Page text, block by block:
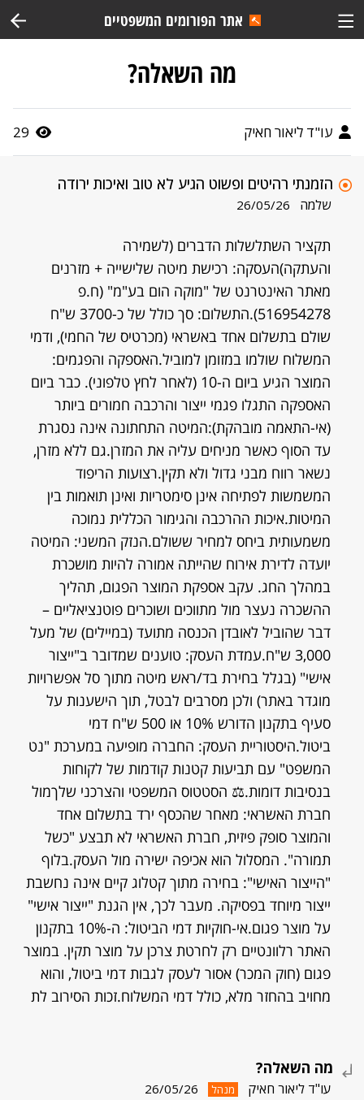
אתר הפורומים המשפטיים
מה השאלה?
עו"ד ליאור חאיק 29
הזמנתי רהיטים ופשוט הגיע לא טוב ואיכות ירודה
שלמה 26/05/26
תקציר השתלשלות הדברים (לשמירה
והעתקה)העסקה: רכישת מיטה שלישייה + מזרנים
מאתר האינטרנט של "מוקה הום בע"מ" (ח.פ
516954278).התשלום: סך כולל של כ-3700 ש"ח
שולם בתשלום אחד באשראי (מכרטיס של החמי), ודמי
המשלוח שולמו במזומן למוביל.האספקה והפגמים:
המוצר הגיע ביום ה-10 (לאחר לחץ טלפוני). כבר ביום
האספקה התגלו פגמי ייצור והרכבה חמורים ביותר
(אי-התאמה מובהקת):המיטה התחתונה אינה נסגרת
עד הסוף כאשר מניחים עליה את המזרן.גם ללא מזרן,
נשאר רווח מבני גדול ולא תקין.רצועות הריפוד
המשמשות לפתיחה אינן סימטריות ואינן תואמות בין
המיטות.איכות ההרכבה והגימור הכללית נמוכה
משמעותית ביחס למחיר ששולם.הנזק המשני: המיטה
יועדה לדירת אירוח שהייתה אמורה להיות מושכרת
במהלך החג. עקב אספקת המוצר הפגום, תהליך
ההשכרה נעצר מול מתווכים ושוכרים פוטנציאליים –
דבר שהוביל לאובדן הכנסה מתועד (במיילים) של מעל
3,000 ש"ח.עמדת העסק: טוענים שמדובר ב"ייצור
אישי" (בגלל בחירת בד/ראש מיטה מתוך סל אפשרויות
מוגדר באתר) ולכן מסרבים לבטל, תוך הישענות על
סעיף בתקנון הדורש 10% או 500 ש"ח דמי
ביטול.היסטוריית העסק: החברה מופיעה במערכת "נט
המשפט" עם תביעות קטנות קודמות של לקוחות
בנסיבות דומות.⚖️ הסטטוס המשפטי והצרכני שלךמול
חברת האשראי: מאחר שהכסף ירד בתשלום אחד
והמוצר סופק פיזית, חברת האשראי לא תבצע "כשל
תמורה". המסלול הוא אכיפה ישירה מול העסק.בלוף
"הייצור האישי": בחירה מתוך קטלוג קיים אינה נחשבת
ייצור מיוחד בפסיקה. מעבר לכך, אין הגנת "ייצור אישי"
על מוצר פגום.אי-חוקיות דמי הביטול: ה-10% בתקנון
האתר רלוונטיים רק לחרטת צרכן על מוצר תקין. במוצר
פגום (חוק המכר) אסור לעסק לגבות דמי ביטול, והוא
מחויב בהחזר מלא, כולל דמי המשלוח.זכות הסירוב לת
מה השאלה?
עו"ד ליאור חאיק מנהל 26/05/26